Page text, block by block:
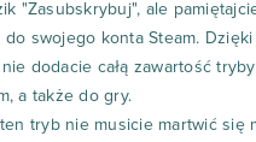
"Zasubskrybuj", ale
do swojego konta Steam. Dzięki
dodacie całą zawartość
a także do gry.
tryb nie musicie martwić się